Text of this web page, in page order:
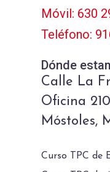
Móvil: 630
Teléfono:
Dónde
Calle La
Oficina
Móstoles,
Curso TPC de